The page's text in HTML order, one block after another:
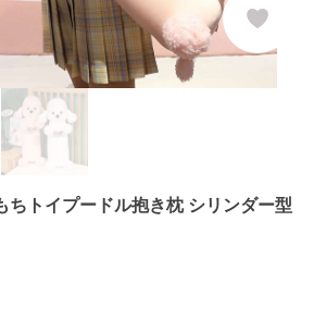
ちトイプードル抱き枕 シリンダー型